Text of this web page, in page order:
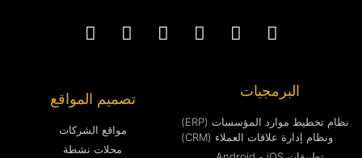
البرمجيات
نظام تخطيط موارد المؤسسات (ERP)
ونظام إدارة علاقات العملاء (CRM)
تصميم المواقع
مواقع الشركات
محلات نشطة